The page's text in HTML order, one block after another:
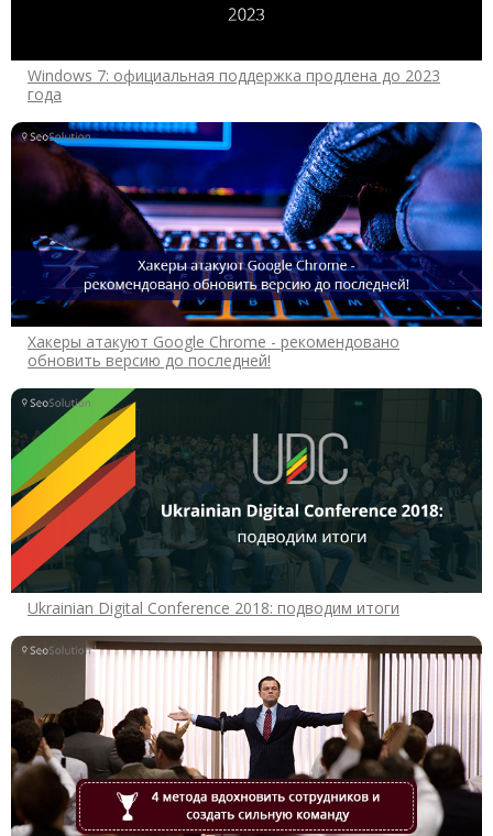
Windows 7: официальная поддержка продлена до 2023
года
Хакеры атакуют Google Chrome - рекомендовано
обновить версию до последней!
Ukrainian Digital Conference 2018: подводим итоги